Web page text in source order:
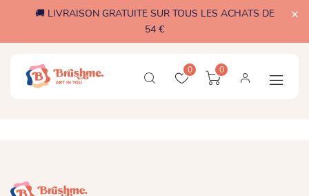
🚚 LIVRAISON GRATUITE SUR TOUS LES ACHATS DE
54 €
0 0